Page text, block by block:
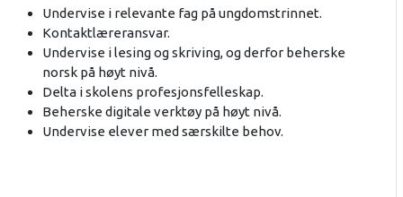
Undervise i relevante fag på ungdomstrinnet.
Kontaktlæreransvar.
Undervise i lesing og skriving, og derfor beherske
norsk på høyt nivå.
Delta i skolens profesjonsfelleskap.
Beherske digitale verktøy på høyt nivå.
Undervise elever med særskilte behov.